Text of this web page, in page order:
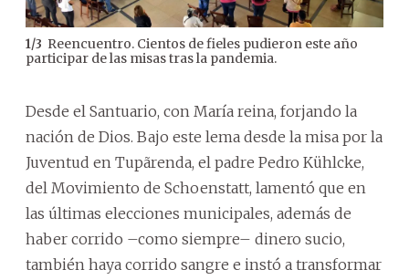
1/3 Reencuentro. Cientos de fieles pudieron este año
participar de las misas tras la pandemia.
Desde el Santuario, con María reina, forjando la
nación de Dios. Bajo este lema desde la misa por la
Juventud en Tupãrenda, el padre Pedro Kühlcke,
del Movimiento de Schoenstatt, lamentó que en
las últimas elecciones municipales, además de
haber corrido –como siempre– dinero sucio,
también haya corrido sangre e instó a transformar